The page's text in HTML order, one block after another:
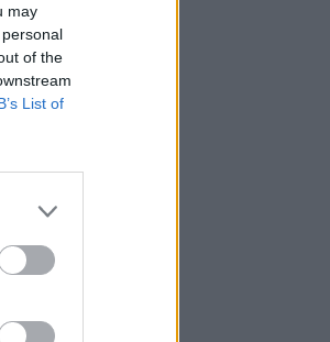
may
of the
List of